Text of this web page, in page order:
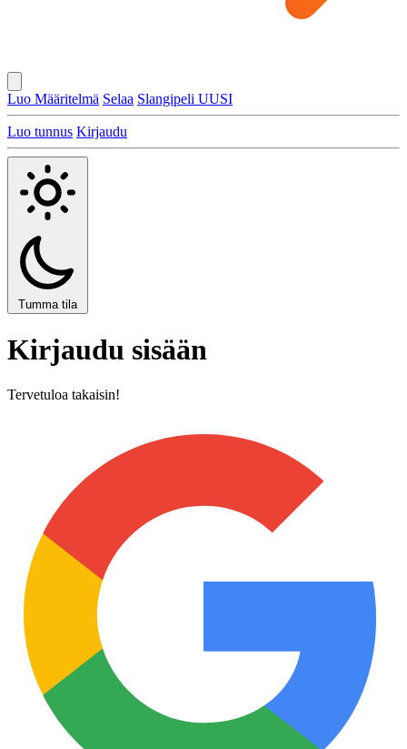
Luo Määritelmä Selaa Slangipeli UUSI
Luo tunnus Kirjaudu
Tumma tila
Kirjaudu sisään
Tervetuloa takaisin!